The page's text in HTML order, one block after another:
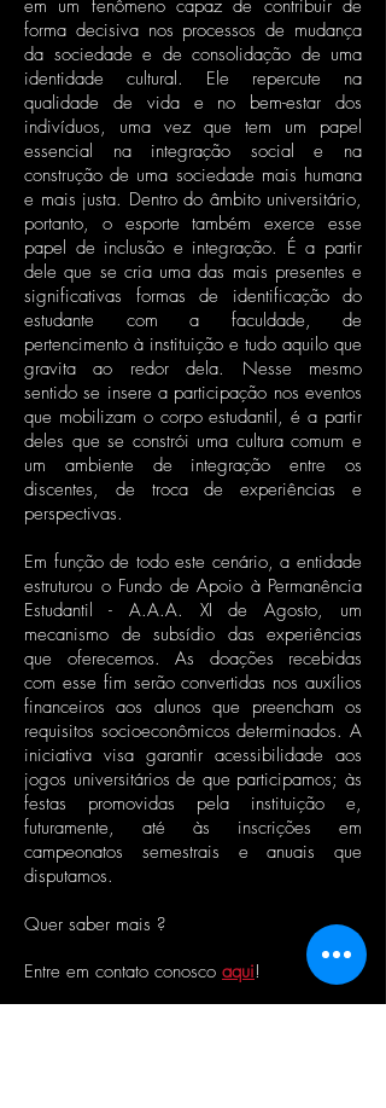
em um fenômeno capaz de contribuir de
forma decisiva nos processos de mudança
da sociedade e de consolidação de uma
identidade cultural. Ele repercute na
qualidade de vida e no bem-estar dos
indivíduos, uma vez que tem um papel
essencial na integração social e na
construção de uma sociedade mais humana
e mais justa. Dentro do âmbito universitário,
portanto, o esporte também exerce esse
papel de inclusão e integração. É a partir
dele que se cria uma das mais presentes e
significativas formas de identificação do
estudante com a faculdade, de
pertencimento à instituição e tudo aquilo que
gravita ao redor dela. Nesse mesmo
sentido se insere a participação nos eventos
que mobilizam o corpo estudantil, é a partir
deles que se constrói uma cultura comum e
um ambiente de integração entre os
discentes, de troca de experiências e
perspectivas.
Em função de todo este cenário, a entidade
estruturou o Fundo de Apoio à Permanência
Estudantil - A.A.A. XI de Agosto, um
mecanismo de subsídio das experiências
que oferecemos. As doações recebidas
com esse fim serão convertidas nos auxílios
financeiros aos alunos que preencham os
requisitos socioeconômicos determinados. A
iniciativa visa garantir acessibilidade aos
jogos universitários de que participamos; às
festas promovidas pela instituição e,
futuramente, até às inscrições em
campeonatos semestrais e anuais que
disputamos.
Quer saber mais ?
Entre em contato conosco aqui!